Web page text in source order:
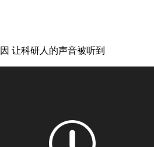
让科研人的声音被听到